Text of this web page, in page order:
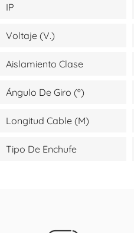
IP
Voltaje (V.)
Aislamiento Clase
Ángulo De Giro (º)
Longitud Cable (m)
Tipo De Enchufe